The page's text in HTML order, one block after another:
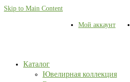
Skip to Main Content
Мой аккаунт
Каталог
Ювелирная коллекция